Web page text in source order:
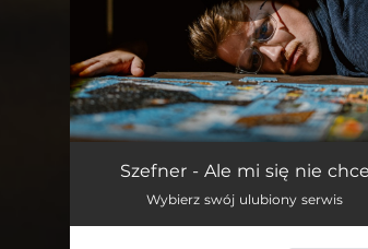
Ale mi się nie chce
Szefner - Ale mi się nie chce
Wybierz swój ulubiony serwis